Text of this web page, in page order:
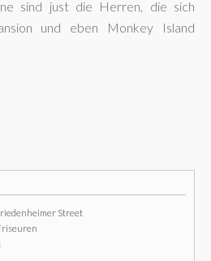
sind just die Herren, die sich
und eben Monkey Island
Street